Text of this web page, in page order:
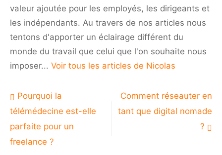
valeur ajoutée pour les employés, les dirigeants et
les indépendants. Au travers de nos articles nous
tentons d'apporter un éclairage différent du
monde du travail que celui que l'on souhaite nous
imposer... Voir tous les articles de Nicolas
Navigation
de
l’article
Pourquoi la
télémédecine est-elle
parfaite pour un
freelance ?
Comment réseauter en
tant que digital nomade
?